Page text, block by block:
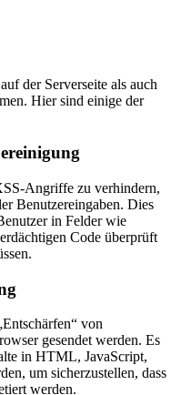
der Serverseite als auch
Hier sind einige der
Angriffe zu verhindern,
Benutzereingaben. Dies
in Felder wie
Code überprüft
von
gesendet werden. Es
in HTML, JavaScript,
um sicherzustellen, dass
werden.